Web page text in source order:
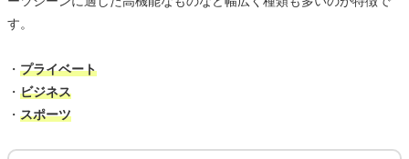
す。
・ プライベート
・ ビジネス
・ スポーツ